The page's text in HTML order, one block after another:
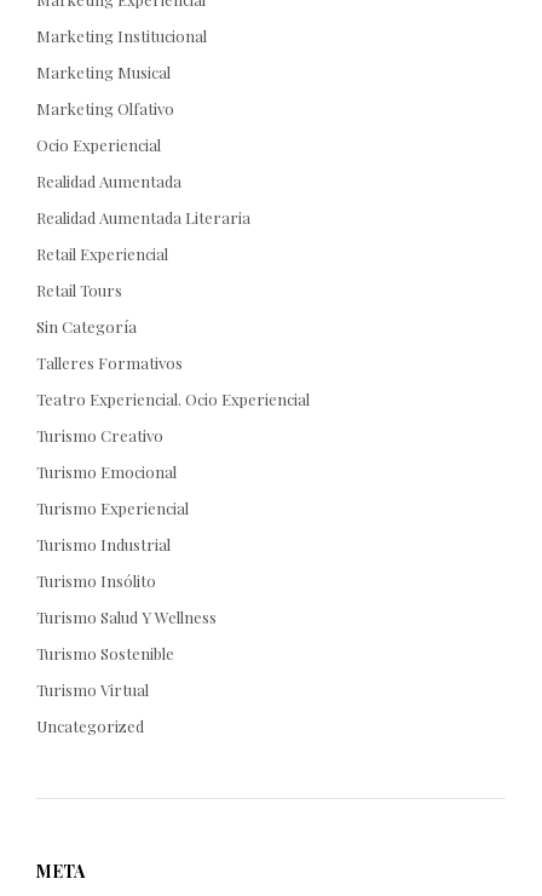
Marketing Institucional
Marketing Musical
Marketing Olfativo
Ocio Experiencial
Realidad Aumentada
Realidad Aumentada Literaria
Retail Experiencial
Retail Tours
Sin Categoría
Talleres Formativos
Teatro Experiencial. Ocio Experiencial
Turismo Creativo
Turismo Emocional
Turismo Experiencial
Turismo Industrial
Turismo Insólito
Turismo Salud Y Wellness
Turismo Sostenible
Turismo Virtual
Uncategorized
META